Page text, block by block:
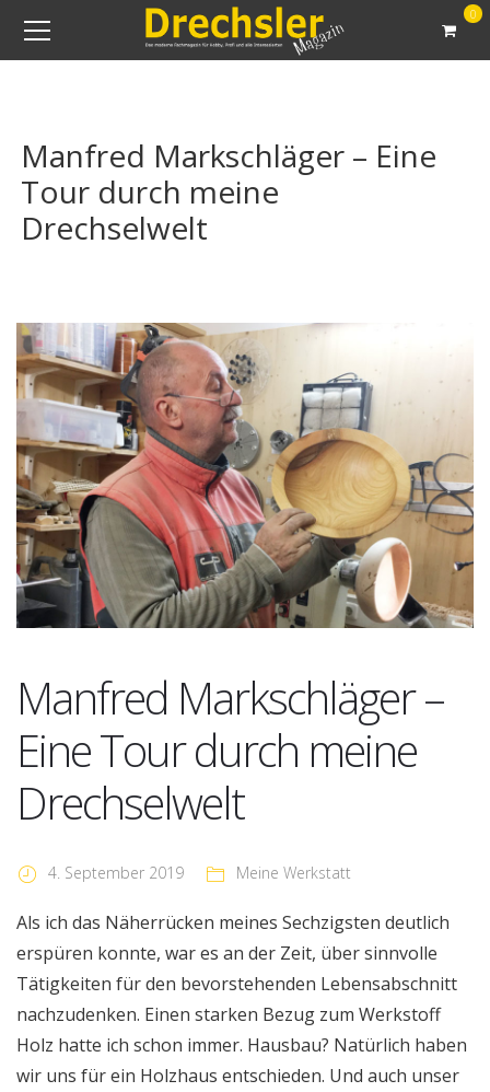
0
Manfred Markschläger – Eine
Tour durch meine
Drechselwelt
Manfred Markschläger –
Eine Tour durch meine
Drechselwelt
4. September 2019 Meine Werkstatt
Als ich das Näherrücken meines Sechzigsten deutlich
erspüren konnte, war es an der Zeit, über sinnvolle
Tätigkeiten für den bevorstehenden Lebensabschnitt
nachzudenken. Einen starken Bezug zum Werkstoff
Holz hatte ich schon immer. Hausbau? Natürlich haben
wir uns für ein Holzhaus entschieden. Und auch unser